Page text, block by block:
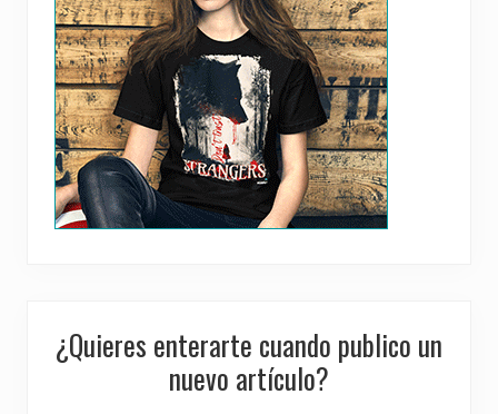
¿Quieres enterarte cuando publico un
nuevo artículo?